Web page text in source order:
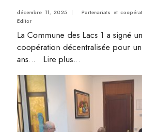
décembre 11, 2025 | Partenariats et
Editor
La Commune des Lacs 1 a signé
coopération décentralisée pour
ans... Lire plus...